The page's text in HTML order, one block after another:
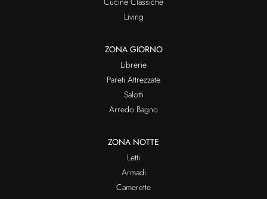
Living
ZONA GIORNO
Librerie
Pareti Attrezzate
Salotti
Arredo Bagno
ZONA NOTTE
Letti
Armadi
Camerette